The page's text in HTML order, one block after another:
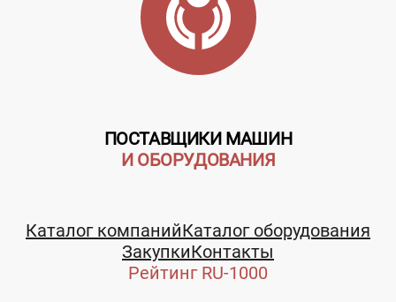
ПОСТАВЩИКИ МАШИН
И ОБОРУДОВАНИЯ
Каталог компанийКаталог оборудования
ЗакупкиКонтакты
Рейтинг RU-1000